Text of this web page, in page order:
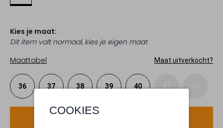
COOKIES
Kies je maat:
Dit item valt normaal, kies je eigen maat
Maattabel
Maat uitverkocht?
36 37 38 39 40 41